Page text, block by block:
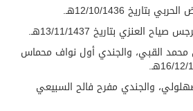
12/10/1436هـ.
العنزي بتاريخ 13/11/1437هـ.
القبي، والجندي أول نواف محماس
والجندي مفرح فالح السبيعي